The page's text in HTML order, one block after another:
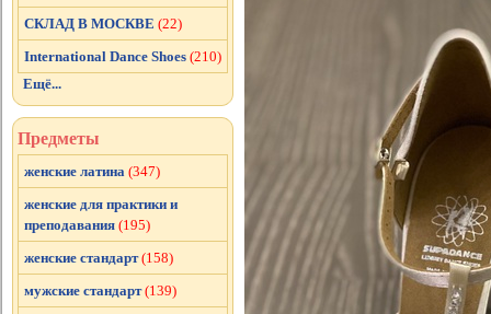
СКЛАД В МОСКВЕ (22)
International Dance Shoes (210)
Ещё...
Предметы
женские латина (347)
женские для практики и
преподавания (195)
женские стандарт (158)
мужские стандарт (139)